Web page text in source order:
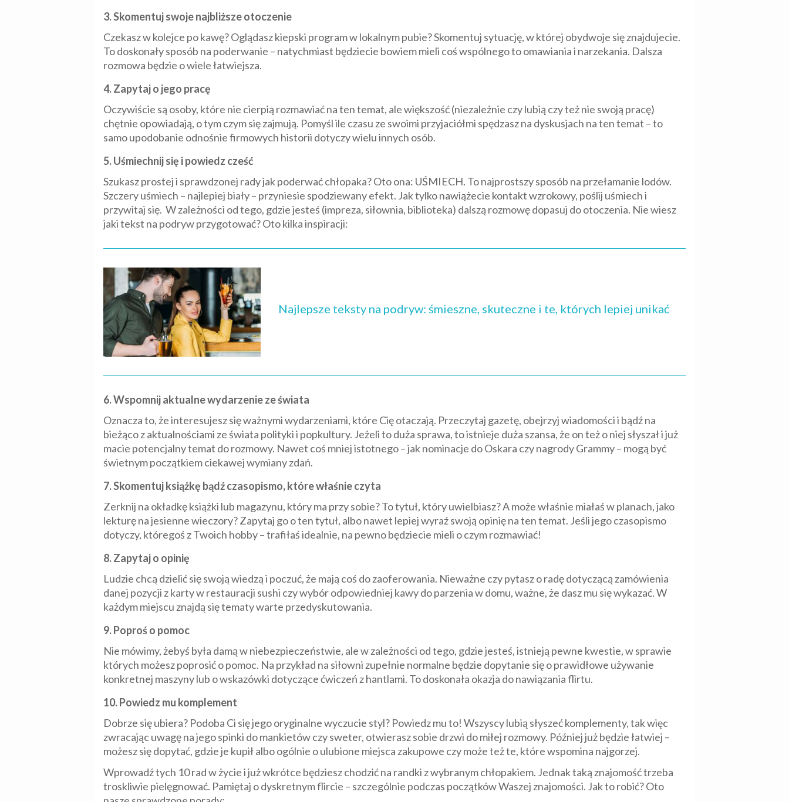
3. Skomentuj swoje najbliższe otoczenie
Czekasz w kolejce po kawę? Oglądasz kiepski program w lokalnym pubie? Skomentuj sytuację, w której obydwoje się znajdujecie.
To doskonały sposób na poderwanie – natychmiast będziecie bowiem mieli coś wspólnego to omawiania i narzekania. Dalsza
rozmowa będzie o wiele łatwiejsza.
4. Zapytaj o jego pracę
Oczywiście są osoby, które nie cierpią rozmawiać na ten temat, ale większość (niezależnie czy lubią czy też nie swoją pracę)
chętnie opowiadają, o tym czym się zajmują. Pomyśl ile czasu ze swoimi przyjaciółmi spędzasz na dyskusjach na ten temat – to
samo upodobanie odnośnie firmowych historii dotyczy wielu innych osób.
5. Uśmiechnij się i powiedz cześć
Szukasz prostej i sprawdzonej rady jak poderwać chłopaka? Oto ona: UŚMIECH. To najprostszy sposób na przełamanie lodów.
Szczery uśmiech – najlepiej biały – przyniesie spodziewany efekt. Jak tylko nawiążecie kontakt wzrokowy, poślij uśmiech i
przywitaj się. W zależności od tego, gdzie jesteś (impreza, siłownia, biblioteka) dalszą rozmowę dopasuj do otoczenia. Nie wiesz
jaki tekst na podryw przygotować? Oto kilka inspiracji:
Najlepsze teksty na podryw: śmieszne, skuteczne i te, których lepiej unikać
6. Wspomnij aktualne wydarzenie ze świata
Oznacza to, że interesujesz się ważnymi wydarzeniami, które Cię otaczają. Przeczytaj gazetę, obejrzyj wiadomości i bądź na
bieżąco z aktualnościami ze świata polityki i popkultury. Jeżeli to duża sprawa, to istnieje duża szansa, że on też o niej słyszał i już
macie potencjalny temat do rozmowy. Nawet coś mniej istotnego – jak nominacje do Oskara czy nagrody Grammy – mogą być
świetnym początkiem ciekawej wymiany zdań.
7. Skomentuj książkę bądź czasopismo, które właśnie czyta
Zerknij na okładkę książki lub magazynu, który ma przy sobie? To tytuł, który uwielbiasz? A może właśnie miałaś w planach, jako
lekturę na jesienne wieczory? Zapytaj go o ten tytuł, albo nawet lepiej wyraź swoją opinię na ten temat. Jeśli jego czasopismo
dotyczy, któregoś z Twoich hobby – trafiłaś idealnie, na pewno będziecie mieli o czym rozmawiać!
8. Zapytaj o opinię
Ludzie chcą dzielić się swoją wiedzą i poczuć, że mają coś do zaoferowania. Nieważne czy pytasz o radę dotyczącą zamówienia
danej pozycji z karty w restauracji sushi czy wybór odpowiedniej kawy do parzenia w domu, ważne, że dasz mu się wykazać. W
każdym miejscu znajdą się tematy warte przedyskutowania.
9. Poproś o pomoc
Nie mówimy, żebyś była damą w niebezpieczeństwie, ale w zależności od tego, gdzie jesteś, istnieją pewne kwestie, w sprawie
których możesz poprosić o pomoc. Na przykład na siłowni zupełnie normalne będzie dopytanie się o prawidłowe używanie
konkretnej maszyny lub o wskazówki dotyczące ćwiczeń z hantlami. To doskonała okazja do nawiązania flirtu.
10. Powiedz mu komplement
Dobrze się ubiera? Podoba Ci się jego oryginalne wyczucie styl? Powiedz mu to! Wszyscy lubią słyszeć komplementy, tak więc
zwracając uwagę na jego spinki do mankietów czy sweter, otwierasz sobie drzwi do miłej rozmowy. Później już będzie łatwiej –
możesz się dopytać, gdzie je kupił albo ogólnie o ulubione miejsca zakupowe czy może też te, które wspomina najgorzej.
Wprowadź tych 10 rad w życie i już wkrótce będziesz chodzić na randki z wybranym chłopakiem. Jednak taką znajomość trzeba
troskliwie pielęgnować. Pamiętaj o dyskretnym flircie – szczególnie podczas początków Waszej znajomości. Jak to robić? Oto